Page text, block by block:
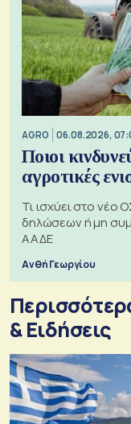
AGRO 06.08.2026,
Ποιοι
αγροτικές
Τι ισχύει στο νέο
δηλώσεων ή μη
ΑΑΔΕ
Ανθή Γεωργίου
& Eιδήσεις